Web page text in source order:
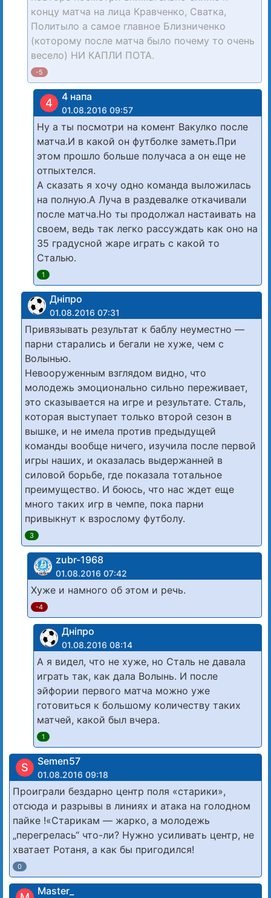
концу матча на лица Кравченко, Сватка,
Политыло а самое главное Близниченко
(которому после матча было почему то очень
весело) НИ КАПЛИ ПОТА.
-5
4 4 напа
01.08.2016 09:57
Ну а ты посмотри на комент Вакулко после
матча.И в какой он футболке заметь.При
этом прошло больше получаса а он еще не
отпыхтелся.
А сказать я хочу одно команда выложилась
на полную.А Луча в раздевалке откачивали
после матча.Но ты продолжал настаивать на
своем, ведь так легко рассуждать как оно на
35 градусной жаре играть с какой то
Сталью.
1
Дніпро
01.08.2016 07:31
Привязывать результат к баблу неуместно —
парни старались и бегали не хуже, чем с
Волынью.
Невооруженным взглядом видно, что
молодежь эмоционально сильно переживает,
это сказывается на игре и результате. Сталь,
которая выступает только второй сезон в
вышке, и не имела против предыдущей
команды вообще ничего, изучила после первой
игры наших, и оказалась выдержанней в
силовой борьбе, где показала тотальное
преимущество. И боюсь, что нас ждет еще
много таких игр в чемпе, пока парни
привыкнут к взрослому футболу.
3
zubr-1968
01.08.2016 07:42
Хуже и намного об этом и речь.
-4
Дніпро
01.08.2016 08:14
А я видел, что не хуже, но Сталь не давала
играть так, как дала Волынь. И после
эйфории первого матча можно уже
готовиться к большому количеству таких
матчей, какой был вчера.
1
S Semen57
01.08.2016 09:18
Проиграли бездарно центр поля «старики»,
отсюда и разрывы в линиях и атака на голодном
пайке !«Старикам — жарко, а молодежь
„перегрелась“ что-ли? Нужно усиливать центр, не
хватает Ротаня, а как бы пригодился!
0
Master_